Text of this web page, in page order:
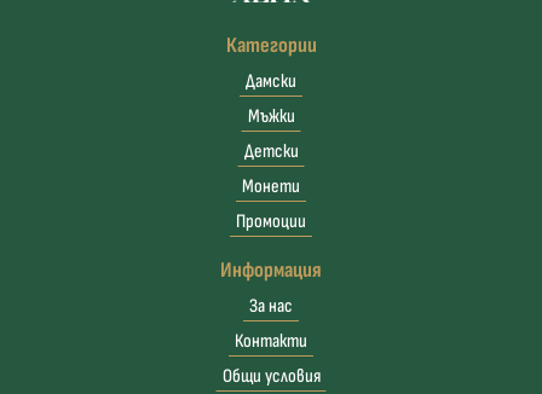
Категории
Дамски
Мъжки
Детски
Монети
Промоции
Информация
За нас
Контакти
Общи условия